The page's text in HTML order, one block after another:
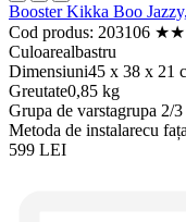
Booster Kikka Boo
Cod produs: 203106 ★★
Culoarealbastru
Dimensiuni45 x 38 x 21
Greutate0,85 kg
Grupa de varstagrupa 2/
Metoda de instalarecu
599 LEI